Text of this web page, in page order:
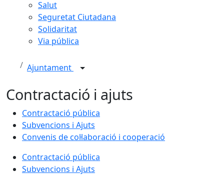
Salut
Seguretat Ciutadana
Solidaritat
Via pública
Ajuntament
Contractació i ajuts
Contractació pública
Subvencions i Ajuts
Convenis de col·laboració i cooperació
Contractació pública
Subvencions i Ajuts